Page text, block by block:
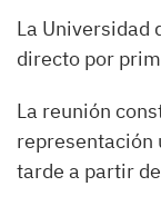
La Universidad
directo por
La reunión
representación
tarde a partir